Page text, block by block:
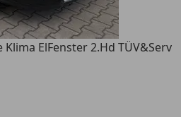
ElFenster 2.Hd TÜV&Serv